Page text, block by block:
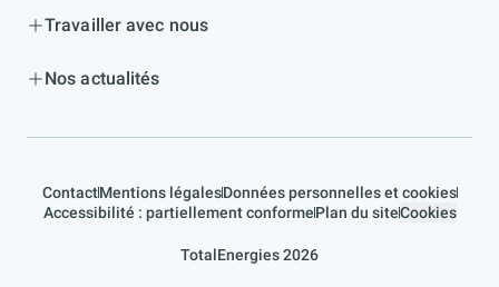
Travailler avec nous
Nos actualités
ContactMentions légalesDonnées personnelles et cookies
Accessibilité : partiellement conformePlan du siteCookies
TotalEnergies 2026